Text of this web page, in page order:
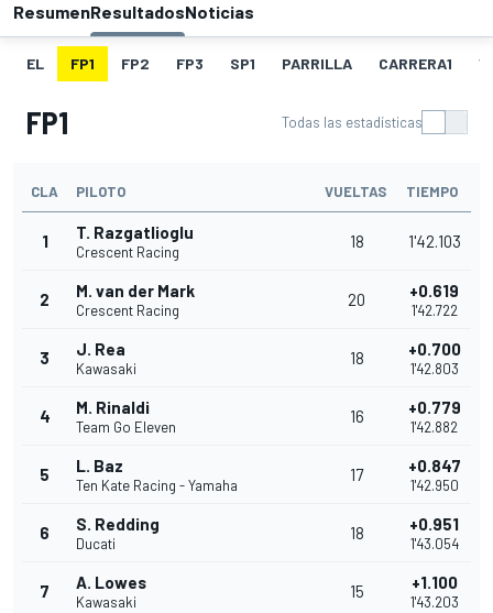
ResumenResultadosNoticias
EL FP1 FP2 FP3 SP1 PARRILLA CARRERA1
FP1 Todas las estadísticas
CLA PILOTO VUELTAS TIEMPO
1 T. Razgatlioglu
Crescent Racing
18 1'42.103
2 M. van der Mark
Crescent Racing
20 +0.619
1'42.722
3 J. Rea
Kawasaki
18 +0.700
1'42.803
4 M. Rinaldi
Team Go Eleven
16 +0.779
1'42.882
5 L. Baz
Ten Kate Racing - Yamaha
17 +0.847
1'42.950
6 S. Redding
Ducati
18 +0.951
1'43.054
7 A. Lowes
Kawasaki
15 +1.100
1'43.203